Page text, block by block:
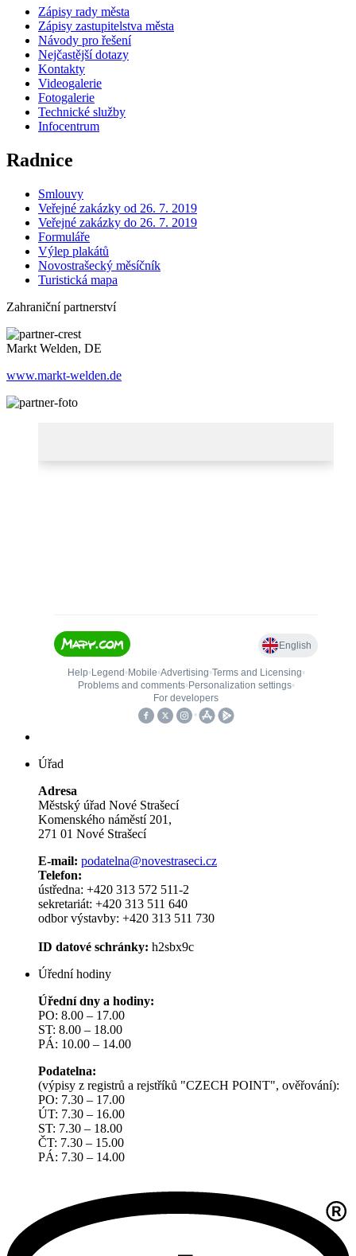
Zápisy rady města
Zápisy zastupitelstva města
Návody pro řešení
Nejčastější dotazy
Kontakty
Videogalerie
Fotogalerie
Technické služby
Infocentrum
Radnice
Smlouvy
Veřejné zakázky od 26. 7. 2019
Veřejné zakázky do 26. 7. 2019
Formuláře
Výlep plakátů
Novostrašecký měsíčník
Turistická mapa
Zahraniční partnerství
Markt Welden, DE
www.markt-welden.de
Úřad
Adresa
Městský úřad Nové Strašecí
Komenského náměstí 201,
271 01 Nové Strašecí
E-mail: podatelna@novestraseci.cz
Telefon:
ústředna: +420 313 572 511-2
sekretariát: +420 313 511 640
odbor výstavby: +420 313 511 730
ID datové schránky: h2sbx9c
Úřední hodiny
Úřední dny a hodiny:
PO: 8.00 – 17.00
ST: 8.00 – 18.00
PÁ: 10.00 – 14.00
Podatelna:
(výpisy z registrů a rejstříků "CZECH POINT", ověřování):
PO: 7.30 – 17.00
ÚT: 7.30 – 16.00
ST: 7.30 – 18.00
ČT: 7.30 – 15.00
PÁ: 7.30 – 14.00